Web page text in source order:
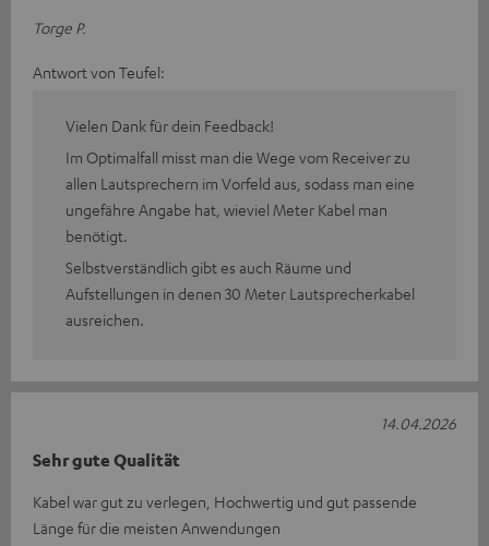
Torge P.
Antwort von Teufel:
Vielen Dank für dein Feedback!
Im Optimalfall misst man die Wege vom Receiver zu
allen Lautsprechern im Vorfeld aus, sodass man eine
ungefähre Angabe hat, wieviel Meter Kabel man
benötigt.
Selbstverständlich gibt es auch Räume und
Aufstellungen in denen 30 Meter Lautsprecherkabel
ausreichen.
Sehr gute Qualität
Kabel war gut zu verlegen, Hochwertig und gut passende
Länge für die meisten Anwendungen
14.04.2026